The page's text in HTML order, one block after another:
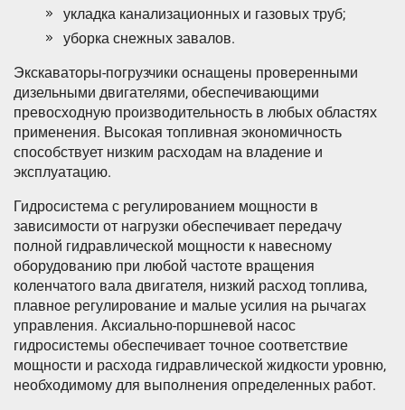
укладка канализационных и газовых труб;
уборка снежных завалов.
Экскаваторы-погрузчики оснащены проверенными
дизельными двигателями, обеспечивающими
превосходную производительность в любых областях
применения. Высокая топливная экономичность
способствует низким расходам на владение и
эксплуатацию.
Гидросистема с регулированием мощности в
зависимости от нагрузки обеспечивает передачу
полной гидравлической мощности к навесному
оборудованию при любой частоте вращения
коленчатого вала двигателя, низкий расход топлива,
плавное регулирование и малые усилия на рычагах
управления. Аксиально-поршневой насос
гидросистемы обеспечивает точное соответствие
мощности и расхода гидравлической жидкости уровню,
необходимому для выполнения определенных работ.